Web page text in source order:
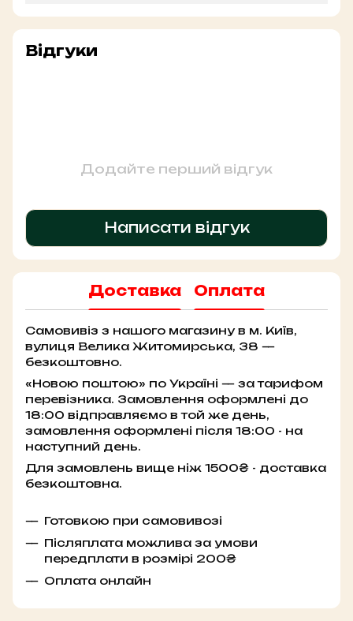
Відгуки
Додайте перший відгук
Написати відгук
Доставка Оплата
Самовивіз з нашого магазину в м. Київ,
вулиця Велика Житомирська, 38 —
безкоштовно.
«Новою поштою» по Україні — за тарифом
перевізника. Замовлення оформлені до
18:00 відправляємо в той же день,
замовлення оформлені після 18:00 - на
наступний день.
Для замовлень вище ніж 1500₴ - доставка
безкоштовна.
Готовкою при самовивозі
Післяплата можлива за умови
передплати в розмірі 200₴
Оплата онлайн